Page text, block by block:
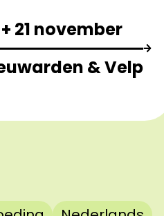
21 november
& Velp